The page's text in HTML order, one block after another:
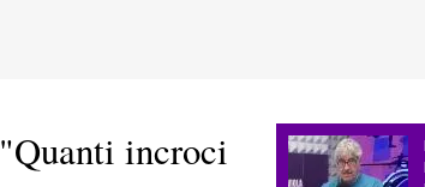
"Quanti incroci